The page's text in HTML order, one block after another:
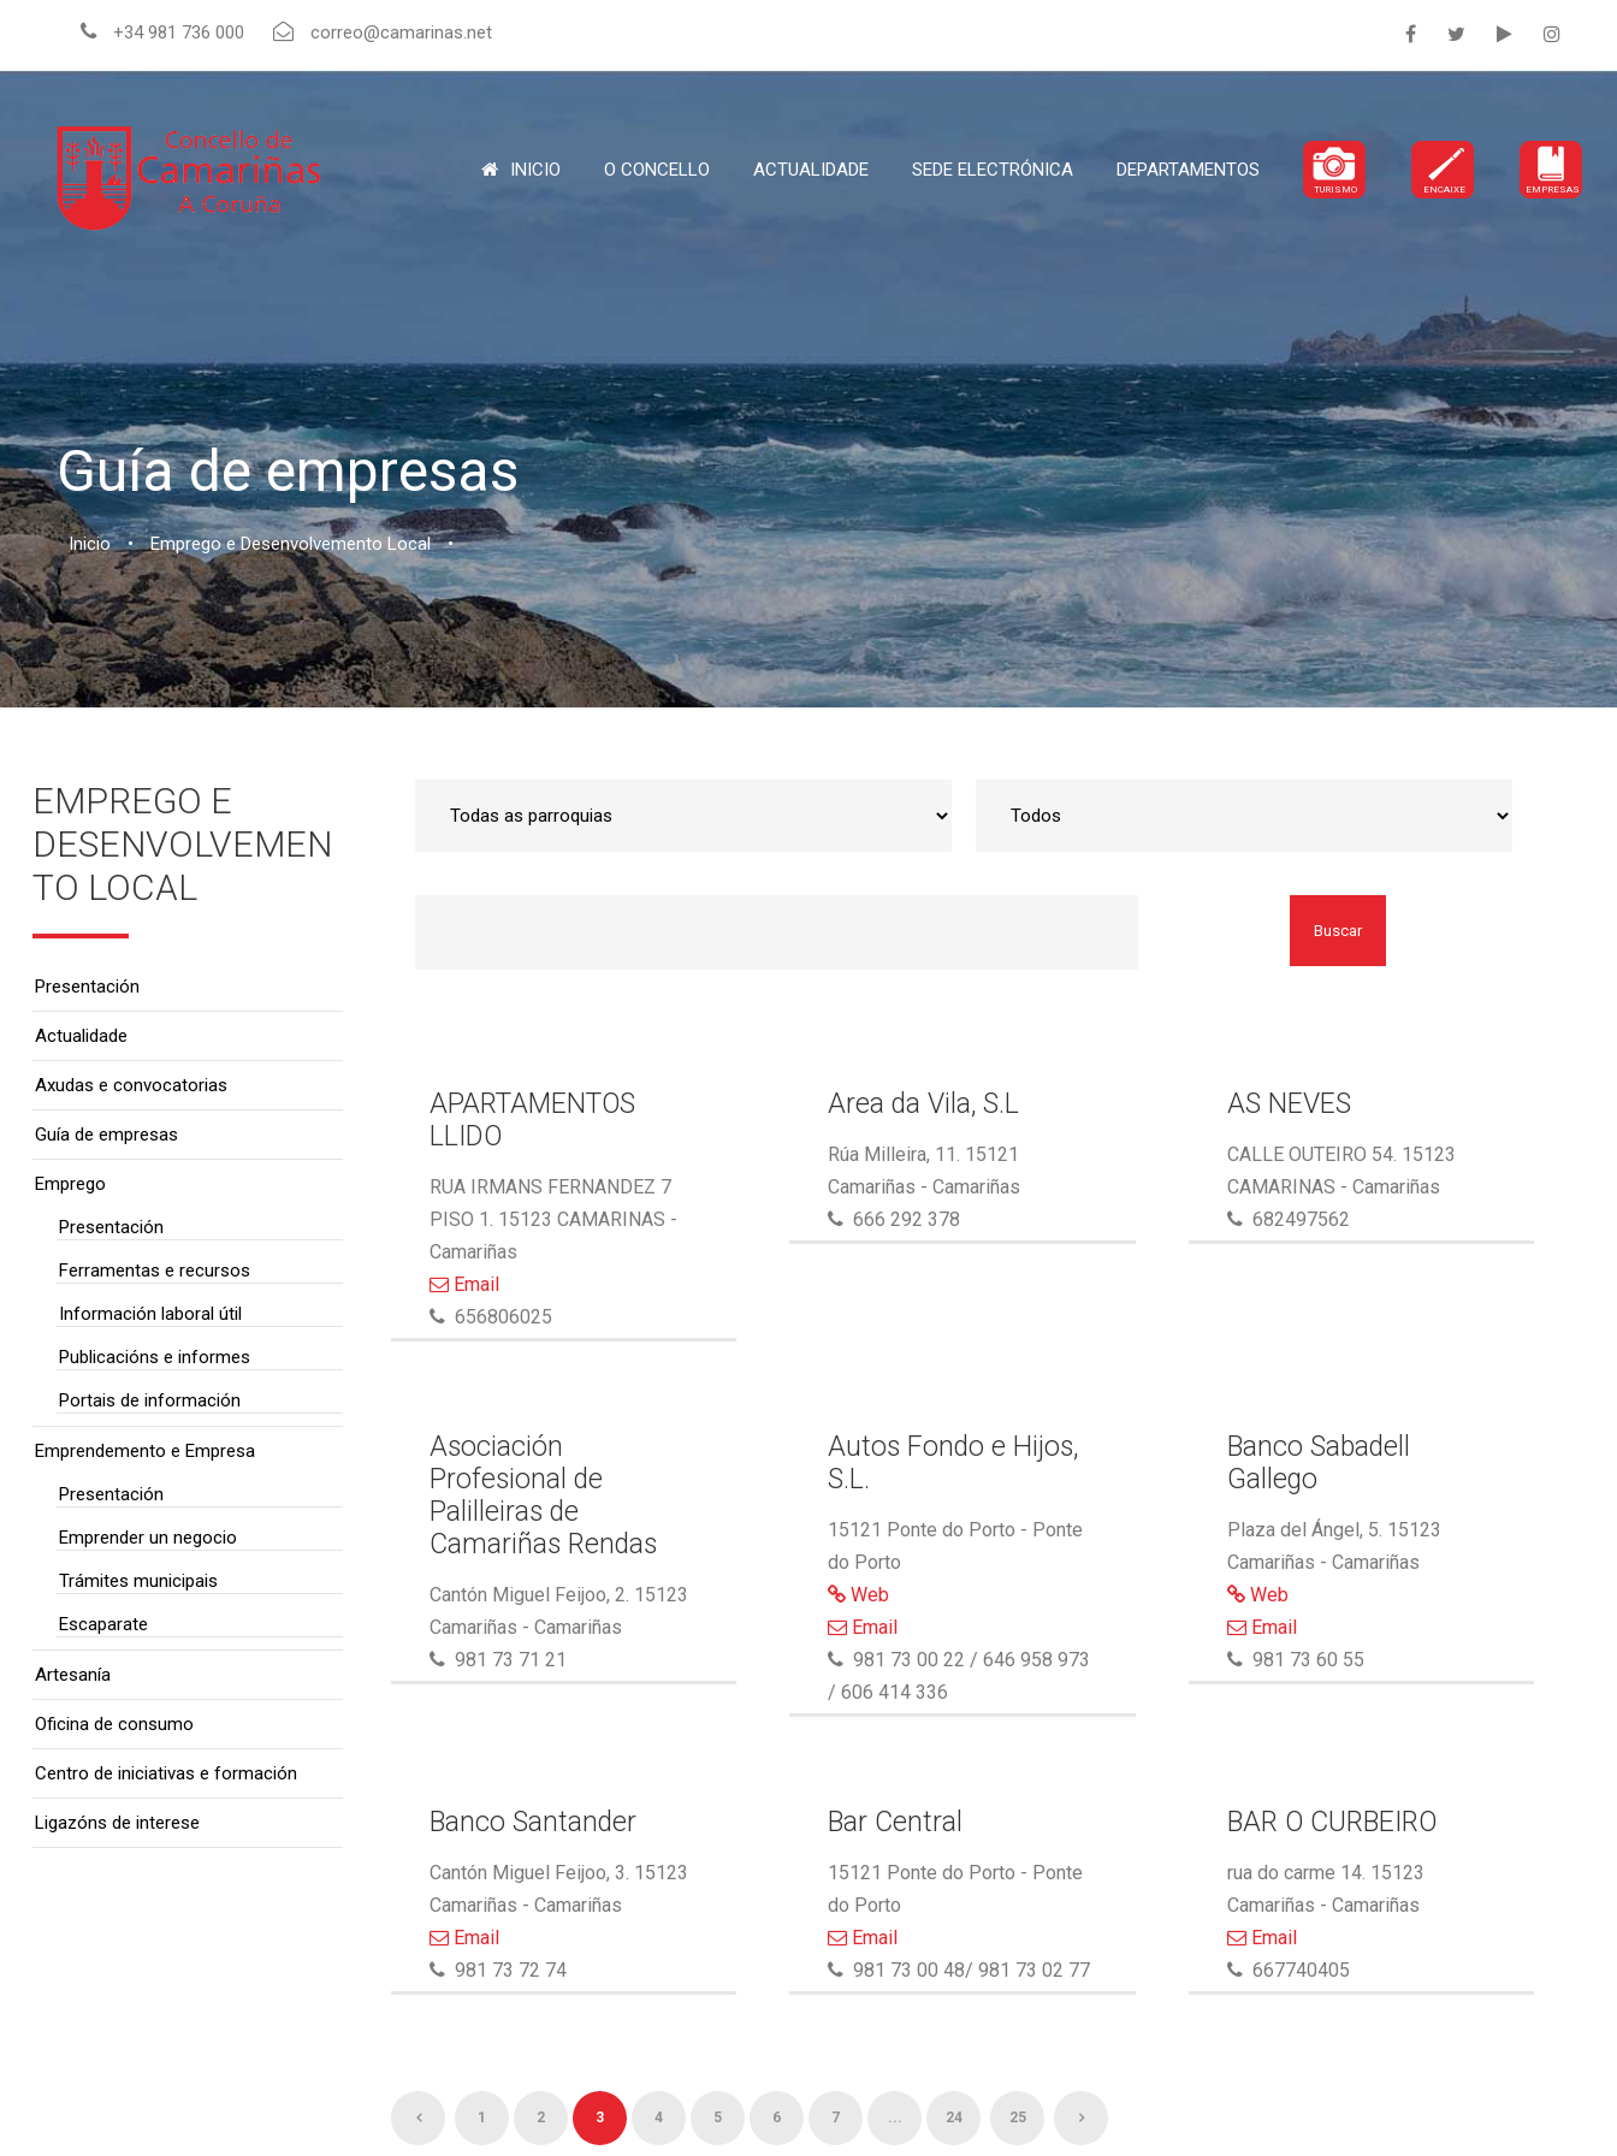
+34 981 736 000 correo@camarinas.net
INICIO O CONCELLO ACTUALIDADE SEDE ELECTRÓNICA DEPARTAMENTOS
TURISMO ENCAIXE EMPRESAS
Guía de empresas
Inicio • Emprego e Desenvolvemento Local •
Buscar
APARTAMENTOS
LLIDO
RUA IRMANS FERNANDEZ 7
PISO 1. 15123 CAMARINAS -
Camariñas
Email
656806025
Area da Vila, S.L
Rúa Milleira, 11. 15121
Camariñas - Camariñas
666 292 378
AS NEVES
CALLE OUTEIRO 54. 15123
CAMARINAS - Camariñas
682497562
Asociación
Profesional de
Palilleiras de
Camariñas Rendas
Cantón Miguel Feijoo, 2. 15123
Camariñas - Camariñas
981 73 71 21
Autos Fondo e Hijos,
S.L.
15121 Ponte do Porto - Ponte
do Porto
Web
Email
981 73 00 22 / 646 958 973
/ 606 414 336
Banco Sabadell
Gallego
Plaza del Ángel, 5. 15123
Camariñas - Camariñas
Web
Email
981 73 60 55
Banco Santander
Cantón Miguel Feijoo, 3. 15123
Camariñas - Camariñas
Email
981 73 72 74
Bar Central
15121 Ponte do Porto - Ponte
do Porto
Email
981 73 00 48/ 981 73 02 77
BAR O CURBEIRO
rua do carme 14. 15123
Camariñas - Camariñas
Email
667740405
1 2 3 4 5 6 7 ... 24 25
EMPREGO E
DESENVOLVEMEN
TO LOCAL
Presentación
Actualidade
Axudas e convocatorias
Guía de empresas
Emprego
Presentación
Ferramentas e recursos
Información laboral útil
Publicacións e informes
Portais de información
Emprendemento e Empresa
Presentación
Emprender un negocio
Trámites municipais
Escaparate
Artesanía
Oficina de consumo
Centro de iniciativas e formación
Ligazóns de interese